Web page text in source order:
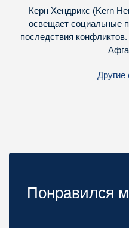
Керн Хендрикс (Kern
освещает социальные
последствия
Другие
Понравился